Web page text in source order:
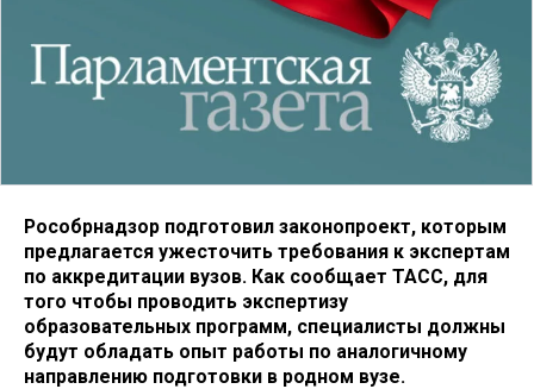
Рособрнадзор подготовил законопроект, которым
предлагается ужесточить требования к экспертам
по аккредитации вузов. Как сообщает ТАСС, для
того чтобы проводить экспертизу
образовательных программ, специалисты должны
будут обладать опыт работы по аналогичному
направлению подготовки в родном вузе.